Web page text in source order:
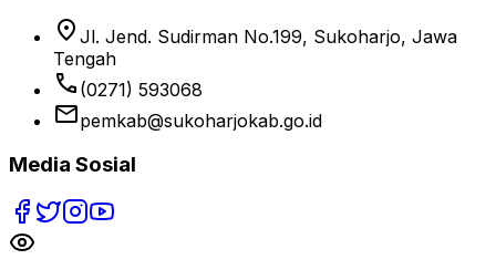
location_on Jl. Jend. Sudirman No.199, Sukoharjo, Jawa
Tengah
phone (0271) 593068
emailpemkab@sukoharjokab.go.id
Media Sosial